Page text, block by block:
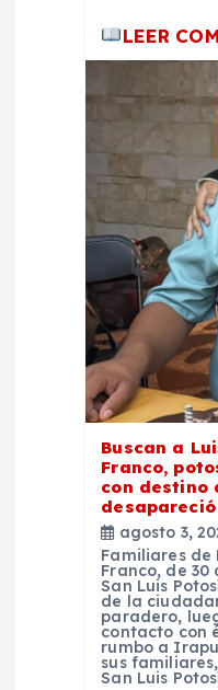
LEER
Buscan a
Franco,
con destino
agosto 3,
Familiares de
Franco, de
San Luis
de la
paradero,
contacto con
rumbo a
sus
San Luis